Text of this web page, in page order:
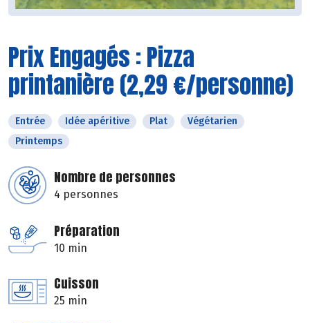
Prix Engagés : Pizza
printanière (2,29 €/personne)
Entrée Idée apéritive Plat
Végétarien
Printemps
Nombre de personnes
4 personnes
Préparation
10 min
Cuisson
25 min